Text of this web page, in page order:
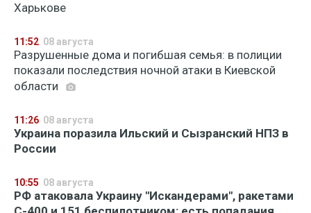
Харькове
11:52 08 августа
Разрушенные дома и погибшая семья: в полиции
показали последствия ночной атаки в Киевской
области
11:26 08 августа
Украина поразила Ильский и Сызранский НПЗ в
России
10:55 08 августа
РФ атаковала Украину "Искандерами", ракетами